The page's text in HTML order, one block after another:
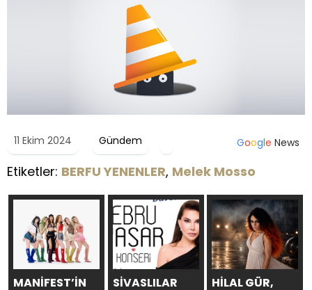
11 Ekim 2024 Gündem Google News
Etiketler: BERFU YENENLER, Melek Mosso
MANİFEST’İN
SİVASLILAR
HİLAL GÜR,